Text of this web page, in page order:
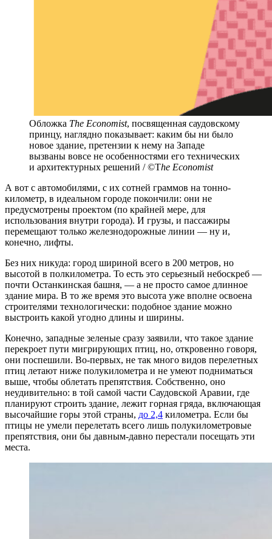
Обложка The Economist, посвященная саудовскому
принцу, наглядно показывает: каким бы ни было
новое здание, претензии к нему на Западе
вызваны вовсе не особенностями его технических
и архитектурных решений / ©The Economist
А вот с автомобилями, с их сотней граммов на тонно-
километр, в идеальном городе покончили: они не
предусмотрены проектом (по крайней мере, для
использования внутри города). И грузы, и пассажиры
перемещают только железнодорожные линии — ну и,
конечно, лифты.
Без них никуда: город шириной всего в 200 метров, но
высотой в полкилометра. То есть это серьезный небоскреб —
почти Останкинская башня, — а не просто самое длинное
здание мира. В то же время это высота уже вполне освоена
строителями технологически: подобное здание можно
выстроить какой угодно длины и ширины.
Конечно, западные зеленые сразу заявили, что такое здание
перекроет пути мигрирующих птиц, но, откровенно говоря,
они поспешили. Во-первых, не так много видов перелетных
птиц летают ниже полукилометра и не умеют подниматься
выше, чтобы облетать препятствия. Собственно, оно
неудивительно: в той самой части Саудовской Аравии, где
планируют строить здание, лежит горная гряда, включающая
высочайшие горы этой страны, до 2,4 километра. Если бы
птицы не умели перелетать всего лишь полукилометровые
препятствия, они бы давным-давно перестали посещать эти
места.